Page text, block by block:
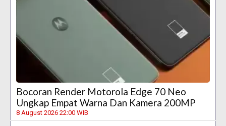
Bocoran Render Motorola Edge 70 Neo
Ungkap Empat Warna Dan Kamera 200MP
8 August 2026 22:00 WIB